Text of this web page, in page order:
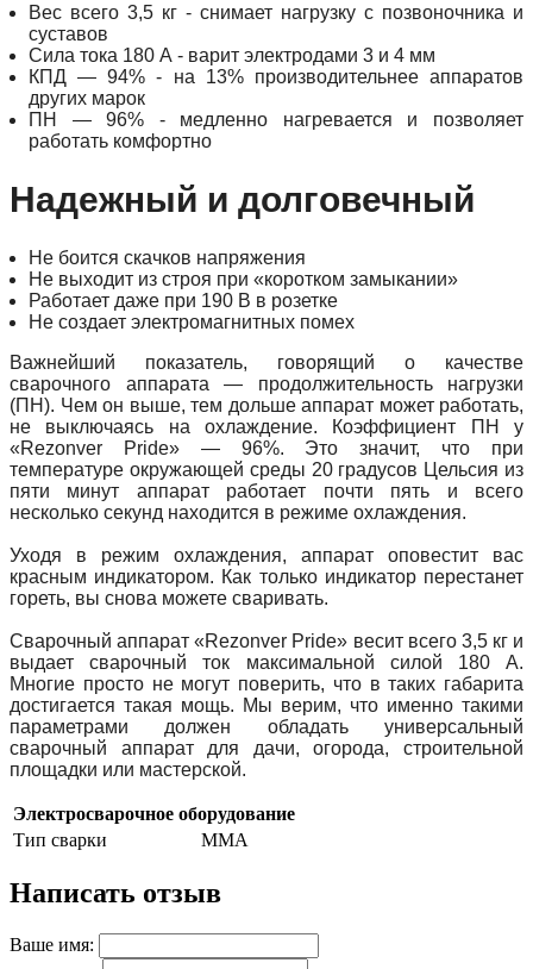
Вес всего 3,5 кг - снимает нагрузку с позвоночника и
суставов
Сила тока 180 А - варит электродами 3 и 4 мм
КПД — 94% - на 13% производительнее аппаратов
других марок
ПН — 96% - медленно нагревается и позволяет
работать комфортно
Надежный и долговечный
Не боится скачков напряжения
Не выходит из строя при «коротком замыкании»
Работает даже при 190 В в розетке
Не создает электромагнитных помех
Важнейший показатель, говорящий о качестве
сварочного аппарата — продолжительность нагрузки
(ПН). Чем он выше, тем дольше аппарат может работать,
не выключаясь на охлаждение. Коэффициент ПН у
«Rezonver Pride» — 96%. Это значит, что при
температуре окружающей среды 20 градусов Цельсия из
пяти минут аппарат работает почти пять и всего
несколько секунд находится в режиме охлаждения.
Уходя в режим охлаждения, аппарат оповестит вас
красным индикатором. Как только индикатор перестанет
гореть, вы снова можете сваривать.
Сварочный аппарат «Rezonver Pride» весит всего 3,5 кг и
выдает сварочный ток максимальной силой 180 А.
Многие просто не могут поверить, что в таких габарита
достигается такая мощь. Мы верим, что именно такими
параметрами должен обладать универсальный
сварочный аппарат для дачи, огорода, строительной
площадки или мастерской.
Электросварочное оборудование
Тип сварки
MMA
Написать отзыв
Ваше имя: